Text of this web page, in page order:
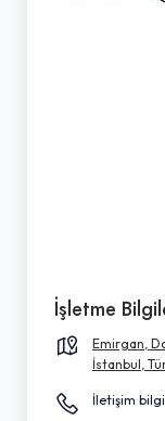
İşletme
Emirgan,
İstanbul,
İletişim